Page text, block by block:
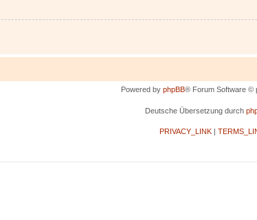
Powered by phpBB® Forum Software ©
Deutsche Übersetzung durch
PRIVACY_LINK|